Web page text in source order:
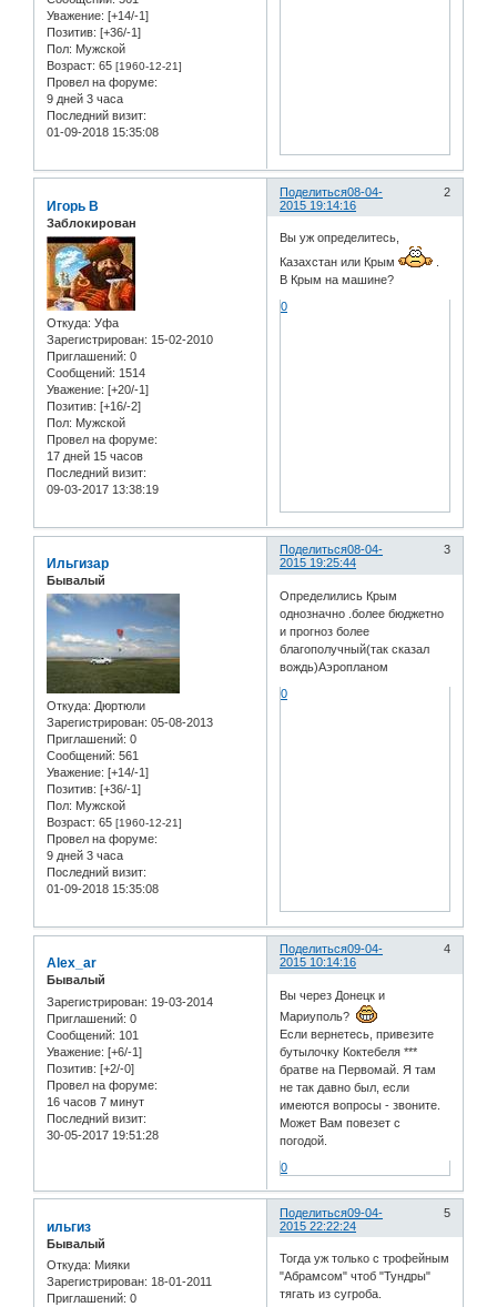
Уважение: [+14/-1]
Позитив: [+36/-1]
Пол: Мужской
Возраст: 65 [1960-12-21]
Провел на форуме:
9 дней 3 часа
Последний визит:
01-09-2018 15:35:08
Поделиться 2
08-04-
2015 19:14:16
Игорь В
Заблокирован
Откуда: Уфа
Зарегистрирован: 15-02-2010
Приглашений: 0
Сообщений: 1514
Уважение: [+20/-1]
Позитив: [+16/-2]
Пол: Мужской
Провел на форуме:
17 дней 15 часов
Последний визит:
09-03-2017 13:38:19
Вы уж определитесь,
Казахстан или Крым
В Крым на машине?
0
Поделиться 3
08-04-
2015 19:25:44
Ильгизар
Бывалый
Откуда: Дюртюли
Зарегистрирован: 05-08-2013
Приглашений: 0
Сообщений: 561
Уважение: [+14/-1]
Позитив: [+36/-1]
Пол: Мужской
Возраст: 65 [1960-12-21]
Провел на форуме:
9 дней 3 часа
Последний визит:
01-09-2018 15:35:08
Определились Крым
однозначно .более бюджетно
и прогноз более
благополучный(так сказал
вождь)Аэропланом
0
Поделиться 4
09-04-
2015 10:14:16
Alex_ar
Бывалый
Зарегистрирован: 19-03-2014
Приглашений: 0
Сообщений: 101
Уважение: [+6/-1]
Позитив: [+2/-0]
Провел на форуме:
16 часов 7 минут
Последний визит:
30-05-2017 19:51:28
Вы через Донецк и
Мариуполь?
Если вернетесь, привезите
бутылочку Коктебеля ***
братве на Первомай. Я там
не так давно был, если
имеются вопросы - звоните.
Может Вам повезет с
погодой.
0
Поделиться 5
09-04-
2015 22:22:24
ильгиз
Бывалый
Откуда: Мияки
Зарегистрирован: 18-01-2011
Приглашений: 0
Тогда уж только с трофейным
"Абрамсом" чтоб "Тундры"
тягать из сугроба.